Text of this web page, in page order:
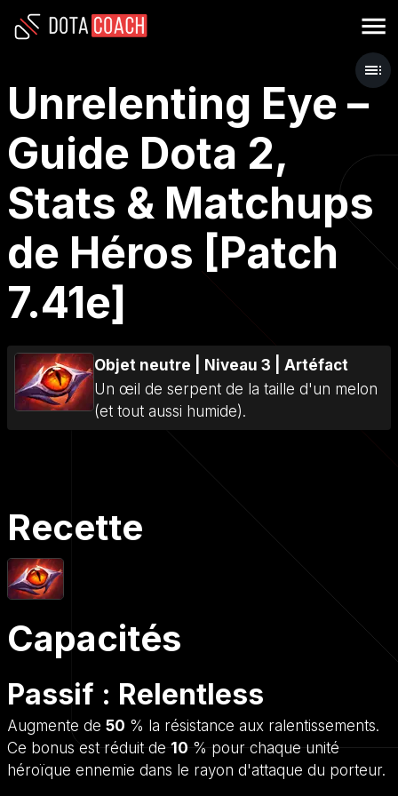
Unrelenting Eye –
Guide Dota 2,
Stats & Matchups
de Héros [Patch
7.41e]
Objet neutre Niveau 3
Artéfact
Un œil de serpent de la taille d'un melon
(et tout aussi humide).
Recette
Capacités
Passif : Relentless
Augmente de 50 % la résistance aux ralentissements.
Ce bonus est réduit de10% pour chaque unité
héroïque ennemie dans le rayon d'attaque du porteur.